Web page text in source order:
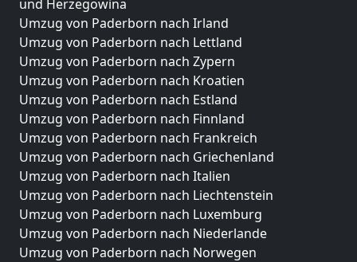
und Herzegowina
Umzug von Paderborn nach Irland
Umzug von Paderborn nach Lettland
Umzug von Paderborn nach Zypern
Umzug von Paderborn nach Kroatien
Umzug von Paderborn nach Estland
Umzug von Paderborn nach Finnland
Umzug von Paderborn nach Frankreich
Umzug von Paderborn nach Griechenland
Umzug von Paderborn nach Italien
Umzug von Paderborn nach Liechtenstein
Umzug von Paderborn nach Luxemburg
Umzug von Paderborn nach Niederlande
Umzug von Paderborn nach Norwegen